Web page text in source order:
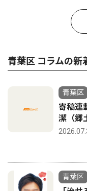
青葉区 コラムの新
青葉区
寄稿
潔（郷
青葉区